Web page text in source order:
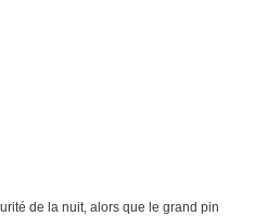
de la nuit, alors que le grand pin